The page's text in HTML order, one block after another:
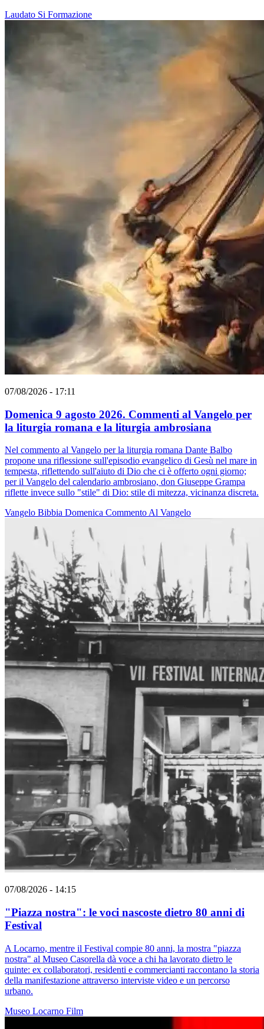
Laudato Si Formazione
07/08/2026 - 17:11
Domenica 9 agosto 2026. Commenti al Vangelo per
la liturgia romana e la liturgia ambrosiana
Nel commento al Vangelo per la liturgia romana Dante Balbo
propone una riflessione sull'episodio evangelico di Gesù nel mare in
tempesta, riflettendo sull'aiuto di Dio che ci è offerto ogni giorno;
per il Vangelo del calendario ambrosiano, don Giuseppe Grampa
riflette invece sullo "stile" di Dio: stile di mitezza, vicinanza discreta.
Vangelo Bibbia Domenica Commento Al Vangelo
07/08/2026 - 14:15
"Piazza nostra": le voci nascoste dietro 80 anni di
Festival
A Locarno, mentre il Festival compie 80 anni, la mostra "piazza
nostra" al Museo Casorella dà voce a chi ha lavorato dietro le
quinte: ex collaboratori, residenti e commercianti raccontano la storia
della manifestazione attraverso interviste video e un percorso
urbano.
Museo Locarno Film